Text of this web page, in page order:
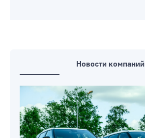
Новости компаний